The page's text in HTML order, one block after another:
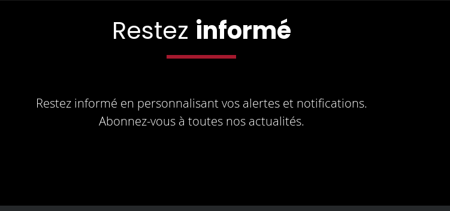
Restez informé
Restez informé en personnalisant vos alertes et notifications.
Abonnez-vous à toutes nos actualités.